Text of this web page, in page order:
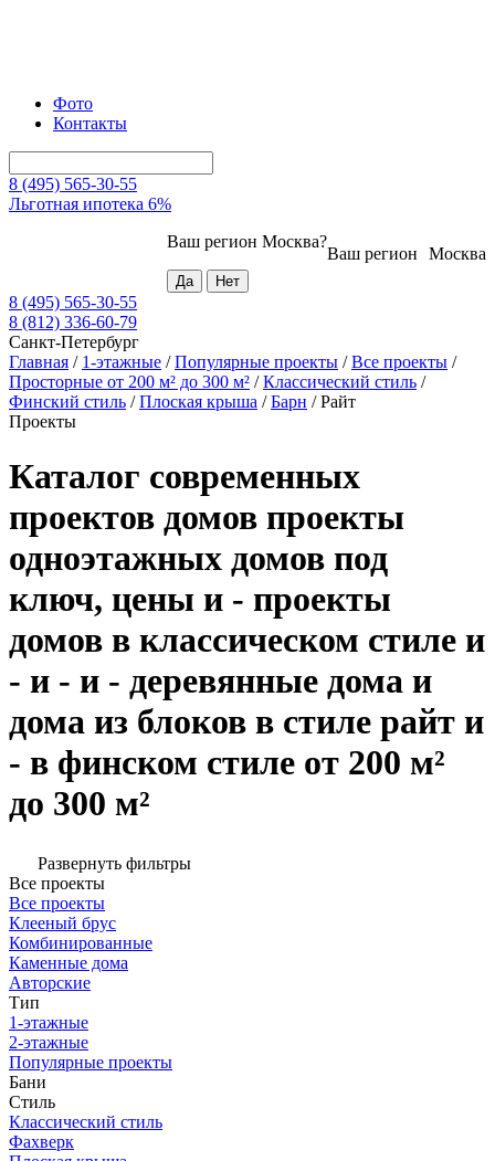
Фото
Контакты
8 (495) 565-30-55
Льготная ипотека 6%
Москва
Ваш регион
Ваш регион Москва?
8 (495) 565-30-55
8 (812) 336-60-79
Санкт-Петербург
Главная / 1-этажные /Популярные проекты /Все проекты /
Просторные от 200 м² до 300 м² /Классический стиль /
Финский стиль /Плоская крыша /Барн /Райт
Проекты
Каталог современных
проектов домов проекты
одноэтажных домов под
ключ, цены и - проекты
домов в классическом стиле и
- и - и - деревянные дома и
дома из блоков в стиле райт и
- в финском стиле от 200 м²
до 300 м²
Развернуть фильтры
Все проекты
Все проекты
Клееный брус
Комбинированные
Каменные дома
Авторские
Тип
1-этажные
2-этажные
Популярные проекты
Бани
Стиль
Классический стиль
Фахверк